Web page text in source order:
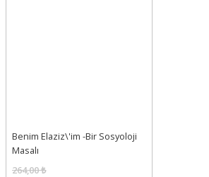
Benim Elaziz\'im -Bir Sosyoloji
Masalı
264,00 ₺